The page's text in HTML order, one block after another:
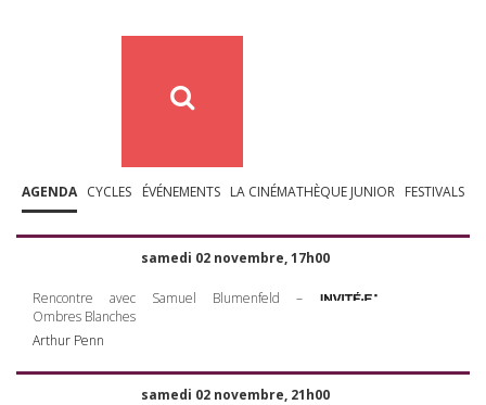
AGENDA CYCLES ÉVÉNEMENTS LA CINÉMATHÈQUE JUNIOR FESTIVALS
samedi 02 novembre, 17h00
Rencontre avec Samuel Blumenfeld –
Ombres Blanches
Arthur Penn
samedi 02 novembre, 21h00